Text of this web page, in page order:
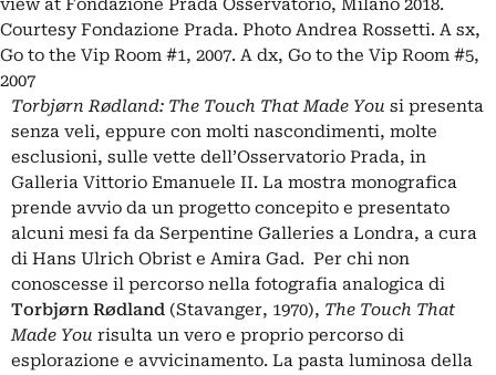
view at Fondazione Prada Osservatorio, Milano 2018.
Courtesy Fondazione Prada. Photo Andrea Rossetti. A sx,
Go to the Vip Room #1, 2007. A dx, Go to the Vip Room #5,
2007
Torbjørn Rødland: The Touch That Made You si presenta
senza veli, eppure con molti nascondimenti, molte
esclusioni, sulle vette dell’Osservatorio Prada, in
Galleria Vittorio Emanuele II. La mostra monografica
prende avvio da un progetto concepito e presentato
alcuni mesi fa da Serpentine Galleries a Londra, a cura
di Hans Ulrich Obrist e Amira Gad. Per chi non
conoscesse il percorso nella fotografia analogica di
Torbjørn Rødland (Stavanger, 1970), The Touch That
Made You risulta un vero e proprio percorso di
esplorazione e avvicinamento. La pasta luminosa della